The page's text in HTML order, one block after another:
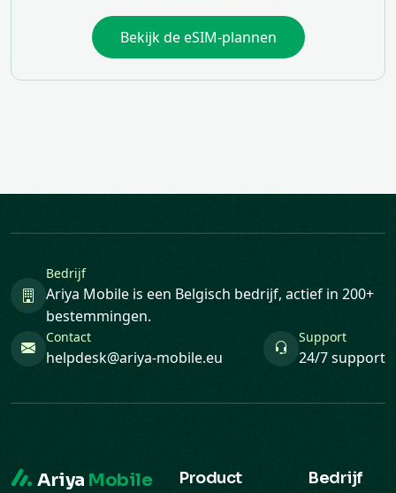
Bekijk de eSIM-plannen
Bedrijf
Ariya Mobile is een Belgisch bedrijf, actief in 200+
bestemmingen.
Contact
helpdesk@ariya-mobile.eu
Support
24/7 support
Ariya Mobile Product Bedrijf